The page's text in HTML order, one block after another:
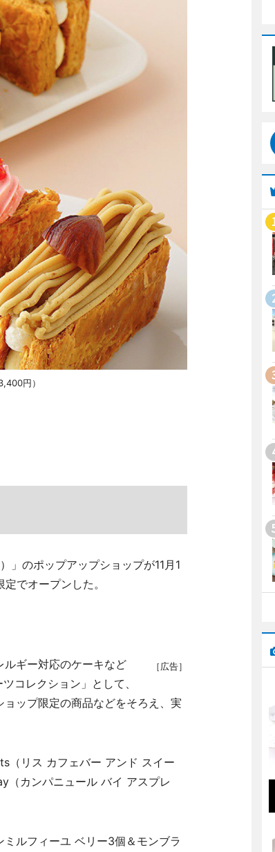
円）
のポップアップショップが11月1
でオープンした。
［広告］
ギー対応のケーキなど
コレクション」として、
ップ限定の商品などをそろえ、実
（リス カフェバー アンド スイー
（カンパニュール バイ アスプレ
ルフィーユ ベリー3個＆モンブラ